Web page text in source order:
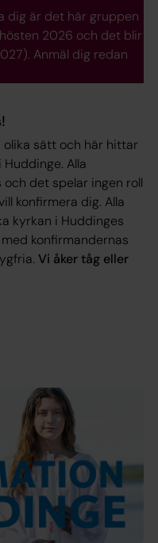
dig är det här gruppen
2026 och det blir
Anmäl dig redan
sätt och här hittar
Alla
det spelar ingen roll
konfirmera dig. Alla
kyrkan i Huddinges
konfirmandernas
Vi åker tåg eller